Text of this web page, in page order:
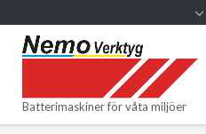
Batterimaskiner för våta miljöer